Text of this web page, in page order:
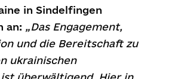
in Sindelfingen
an: „Das Engagement,
und die Bereitschaft zu
ukrainischen